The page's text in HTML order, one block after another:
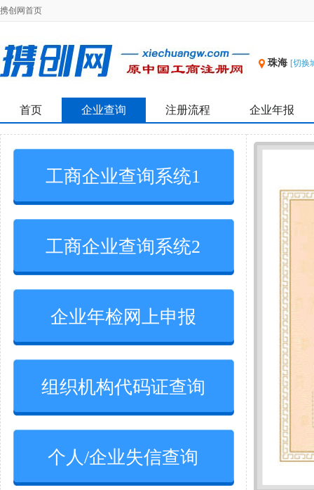
携创网首页
珠海 [切换
首页 企业查询 注册流程 企业年报
工商企业查询系统1
工商企业查询系统2
企业年检网上申报
组织机构代码证查询
个人/企业失信查询